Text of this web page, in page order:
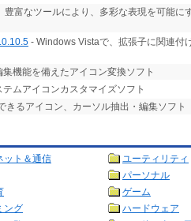
豊富なツールにより、多彩な表現を可能に
- Windows Vistaで、拡張子に関連付
機能を備えたアイコン変換ソフト
ムアイコンカスタマイズソフト
きるアイコン、カーソル抽出・編集ソフト
ット＆通信
ユーティリティ
パーソナル
ゲーム
ング
ハードウェア